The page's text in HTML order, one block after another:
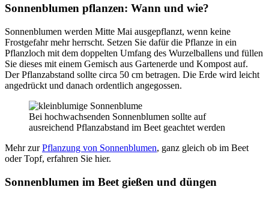
Sonnenblumen pflanzen: Wann und wie?
Sonnenblumen werden Mitte Mai ausgepflanzt, wenn keine
Frostgefahr mehr herrscht. Setzen Sie dafür die Pflanze in ein
Pflanzloch mit dem doppelten Umfang des Wurzelballens und füllen
Sie dieses mit einem Gemisch aus Gartenerde und Kompost auf.
Der Pflanzabstand sollte circa 50 cm betragen. Die Erde wird leicht
angedrückt und danach ordentlich angegossen.
Bei hochwachsenden Sonnenblumen sollte auf
ausreichend Pflanzabstand im Beet geachtet werden
Mehr zurPflanzung von Sonnenblumen, ganz gleich ob im Beet
oder Topf, erfahren Sie hier.
Sonnenblumen im Beet gießen und düngen